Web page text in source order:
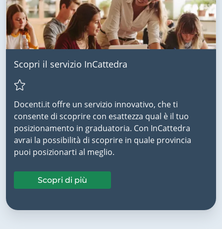
Scopri il servizio InCattedra
Docenti.it offre un servizio innovativo, che ti
consente di scoprire con esattezza qual è il tuo
posizionamento in graduatoria. Con InCattedra
avrai la possibilità di scoprire in quale provincia
puoi posizionarti al meglio.
Scopri di più